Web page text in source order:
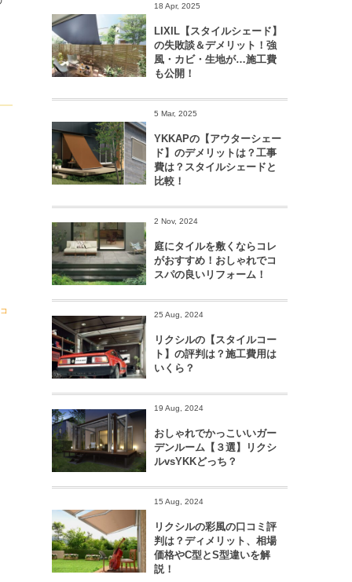
18 Apr, 2025
LIXIL【スタイルシェード】
の失敗談＆デメリット！強
風・カビ・生地が…施工費
も公開！
5 Mar, 2025
YKKAPの【アウターシェー
ド】のデメリットは？工事
費は？スタイルシェードと
比較！
2 Nov, 2024
庭にタイルを敷くならコレ
がおすすめ！おしゃれでコ
スパの良いリフォーム！
25 Aug, 2024
リクシルの【スタイルコー
ト】の評判は？施工費用は
いくら？
19 Aug, 2024
おしゃれでかっこいいガー
デンルーム【３選】リクシ
ルvsYKKどっち？
15 Aug, 2024
リクシルの彩風の口コミ評
判は？ディメリット、相場
価格やC型とS型違いを解
説！